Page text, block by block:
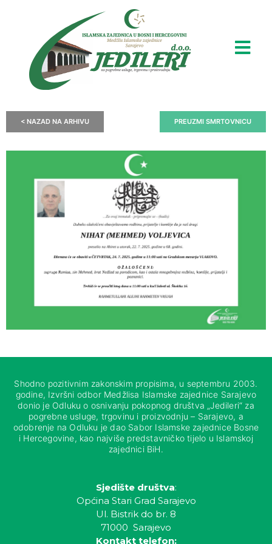
< NAZAD NA ARHIVU PREUZMI SMRTOVNICU
Shodno pozitivnim zakonskim propisima, u septembru 2003.
godine, Izvršni odbor Medžlisa Islamske zajednice Sarajevo
donio je Odluku o osnivanju pokopnog društva „Jedileri“ za
pogrebne usluge, trgovinu i proizvodnju – Sarajevo, a
odobrenje na Odluku je dao Sabor Islamske zajednice Bosne
i Hercegovine, kao najviše predstavničko tijelo u Islamskoj
zajednici BiH.
Sjedište društva:
Općina Stari Grad Sarajevo
Ul. Bistrik do br. 8
71000 Sarajevo
Kontakt telefon: